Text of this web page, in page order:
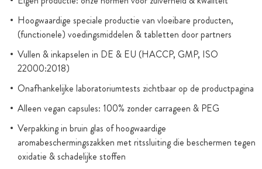
Hoogwaardige speciale productie van vloeibare producten,
(functionele) voedingsmiddelen & tabletten door partners
Vullen & inkapselen in DE & EU (HACCP, GMP, ISO
22000:2018)
Onafhankelijke laboratoriumtests zichtbaar op de productpagina
Alleen vegan capsules: 100% zonder carrageen & PEG
Verpakking in bruin glas of hoogwaardige
aromabeschermingszakken met ritssluiting die beschermen tegen
oxidatie & schadelijke stoffen